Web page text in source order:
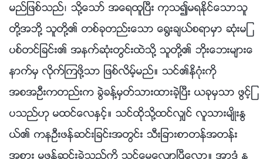
မည္ျဖစ္သည္၊ သို႔ေသာ္ အေရထူၿပီး ကုသ၍မရႏိုင္ေသာသူ
တို႔အဘို႔ သူတို႔၏ တစ္ခုတည္းေသာ ေ႐ြးခ်ယ္စရာမွာ ဆုံးမျ
ပစ္တင္ျခင္း၏ အနက္ဆုံးတြင္းထဲသို႔ သူတို႔၏ ဘိုးေဘးမ်ားေ
နာက္မွ လိုက္ၾကဖို႔သာ ျဖစ္လိမ့္မည္။ သင္၏နိဂုံးကို
အစအဦးကတည္းက ခြဲခန႔္မွတ္သားထားခဲ့ၿပီး ယခုမွသာ ဖြင့္ျ
ပသည္ဟု မထင္ေလႏွင့္။ သင္ထိုသို႔ထင္လွ်င္ လူသားမ်ိဳးႏြ
ယ္၏ ကနဦးဖန္ဆင္းျခင္းအတြင္း သီးျခားစာတန္အတန္း